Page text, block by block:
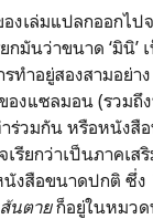
งเล่มแปลกออกไป
กมันว่าขนาด ‘มินิ’
ทำอยู่สองสามอย่า
ของแซลมอน (รว
ร่วมกัน หรือหนังสือ
รียกว่าเป็นภาคเส
งสือขนาดปกติ ซึ่ง
นตายก็อยู่ในหมวด